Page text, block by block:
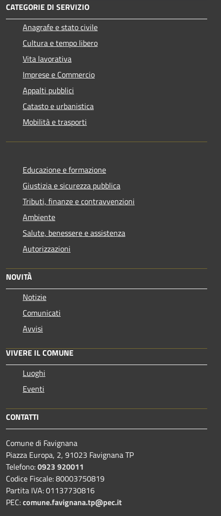
CATEGORIE DI SERVIZIO
Anagrafe e stato civile
Cultura e tempo libero
Vita lavorativa
Imprese e Commercio
Appalti pubblici
Catasto e urbanistica
Mobilità e trasporti
Educazione e formazione
Giustizia e sicurezza pubblica
Tributi, finanze e contravvenzioni
Ambiente
Salute, benessere e assistenza
Autorizzazioni
NOVITÀ
Notizie
Comunicati
Avvisi
VIVERE IL COMUNE
Luoghi
Eventi
CONTATTI
Comune di Favignana
Piazza Europa, 2, 91023 Favignana TP
Telefono:0923 920011
Codice Fiscale: 80003750819
Partita IVA: 01137730816
PEC:comune.favignana.tp@pec.it